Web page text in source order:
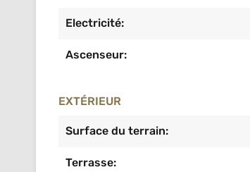
Electricité:
Ascenseur:
EXTÉRIEUR
Surface du terrain:
Terrasse: